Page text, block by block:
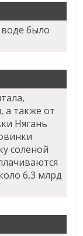
было
а также от
Нягань
соленой
6,3 млрд